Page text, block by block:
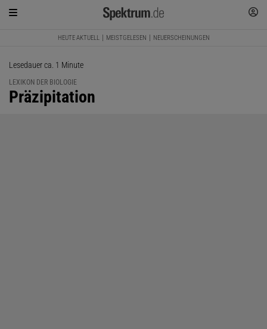
HEUTE AKTUELL MEISTGELESEN NEUERSCHEINUNGEN
Lesedauer ca. 1 Minute
LEXIKON DER BIOLOGIE
:
Präzipitation